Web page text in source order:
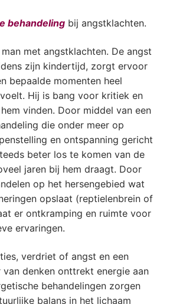
behandeling bij angstklachten.
met angstklachten. De angst
zijn kindertijd, zorgt ervoor
bepaalde momenten heel
Hij is bang voor kritiek en
vinden. Door middel van een
die onder meer op
en ontspanning gericht
beter los te komen van de
jaren bij hem draagt. Door
op het hersengebied wat
opslaat (reptielenbrein of
er ontkramping en ruimte voor
ervaringen.
verdriet of angst en een
van denken onttrekt energie aan
behandelingen zorgen
balans in het lichaam